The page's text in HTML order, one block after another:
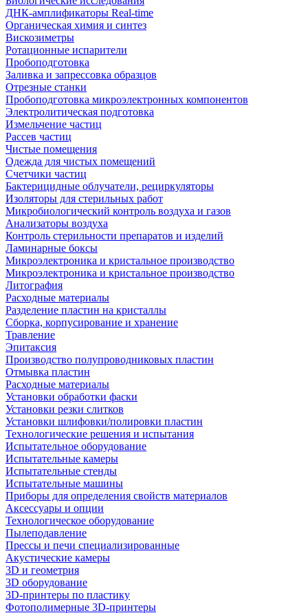
ДНК-амплификаторы Real-time
Органическая химия и синтез
Вискозиметры
Ротационные испарители
Пробоподготовка
Заливка и запрессовка образцов
Отрезные станки
Пробоподготовка микроэлектронных компонентов
Электролитическая подготовка
Измельчение частиц
Рассев частиц
Чистые помещения
Одежда для чистых помещений
Счетчики частиц
Бактерицидные облучатели, рециркуляторы
Изоляторы для стерильных работ
Микробиологический контроль воздуха и газов
Анализаторы воздуха
Контроль стерильности препаратов и изделий
Ламинарные боксы
Микроэлектроника и кристальное производство
Микроэлектроника и кристальное производство
Литография
Расходные материалы
Разделение пластин на кристаллы
Сборка, корпусирование и хранение
Травление
Эпитаксия
Производство полупроводниковых пластин
Отмывка пластин
Расходные материалы
Установки обработки фаски
Установки резки слитков
Установки шлифовки/полировки пластин
Технологические решения и испытания
Испытательное оборудование
Испытательные камеры
Испытательные стенды
Испытательные машины
Приборы для определения свойств материалов
Аксессуары и опции
Технологическое оборудование
Пылеподавление
Прессы и печи специализированные
Акустические камеры
3D и геометрия
3D оборудование
3D-принтеры по пластику
Фотополимерные 3D-принтеры